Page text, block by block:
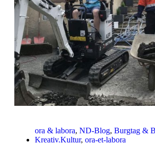
ora & labora, ND-Blog, Burgtag &
Kreativ.Kultur, ora-et-labora